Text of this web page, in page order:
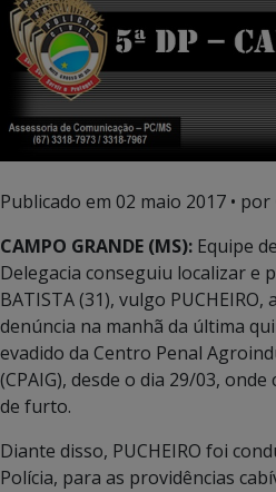
Publicado em 02 maio 2017 • por
CAMPO GRANDE (MS): Equipe
Delegacia conseguiu localizar e
BATISTA (31), vulgo
denúncia na manhã da última
evadido da Centro Penal
(CPAIG), desde o dia 29/03,
de furto.
Diante disso, PUCHEIRO foi
Polícia, para as providências